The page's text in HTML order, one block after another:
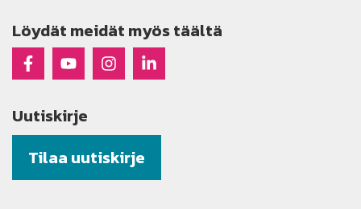
Löydät meidät myös täältä
Raseko Facebookissa
Raseko Youtubessa
Raseko Instagramissa
Raseko Linkedinissä
Uutiskirje
Tilaa uutiskirje